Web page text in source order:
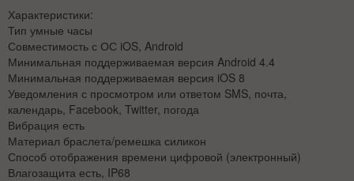
Характеристики:
Тип умные часы
Совместимость с ОС iOS, Android
Минимальная поддерживаемая версия Android 4.4
Минимальная поддерживаемая версия iOS 8
Уведомления с просмотром или ответом SMS, почта,
календарь, Facebook, Twitter, погода
Вибрация есть
Материал браслета/ремешка силикон
Способ отображения времени цифровой (электронный)
Влагозащита есть, IP68